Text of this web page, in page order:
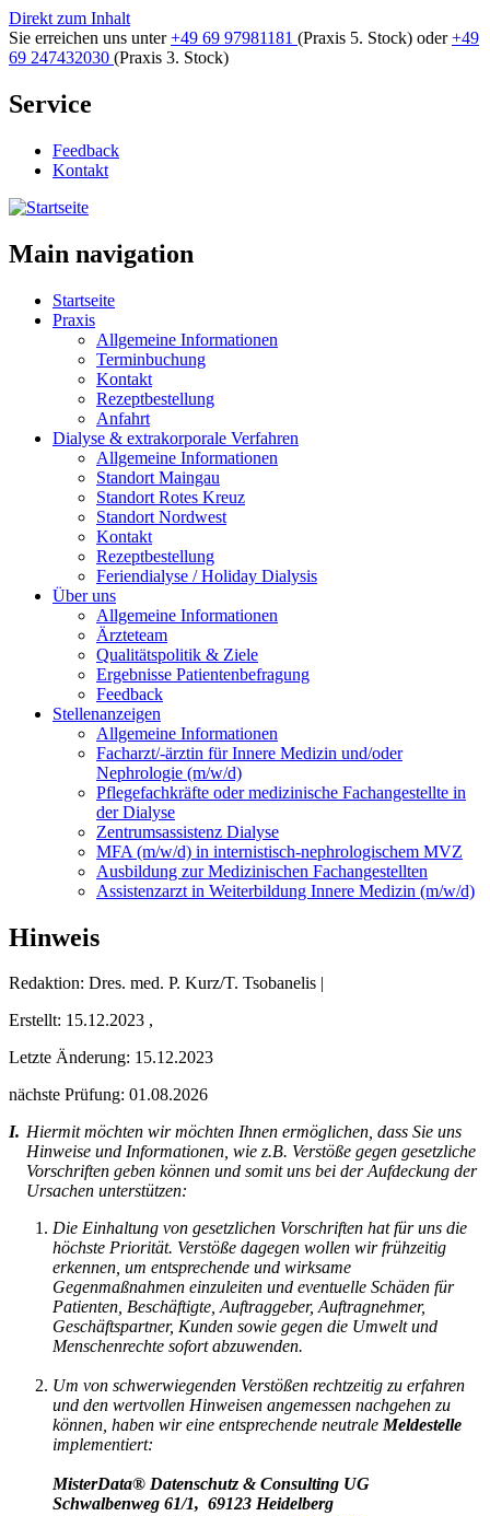
Direkt zum Inhalt
Sie erreichen uns unter+49 69 97981181 (Praxis 5. Stock) oder+49
69 247432030 (Praxis 3. Stock)
Service
Feedback
Kontakt
Main navigation
Startseite
Praxis
Allgemeine Informationen
Terminbuchung
Kontakt
Rezeptbestellung
Anfahrt
Dialyse & extrakorporale Verfahren
Allgemeine Informationen
Standort Maingau
Standort Rotes Kreuz
Standort Nordwest
Kontakt
Rezeptbestellung
Feriendialyse / Holiday Dialysis
Über uns
Allgemeine Informationen
Ärzteteam
Qualitätspolitik & Ziele
Ergebnisse Patientenbefragung
Feedback
Stellenanzeigen
Allgemeine Informationen
Facharzt/-ärztin für Innere Medizin und/oder
Nephrologie (m/w/d)
Pflegefachkräfte oder medizinische Fachangestellte in
der Dialyse
Zentrumsassistenz Dialyse
MFA (m/w/d) in internistisch-nephrologischem MVZ
Ausbildung zur Medizinischen Fachangestellten
Assistenzarzt in Weiterbildung Innere Medizin (m/w/d)
Hinweis
Redaktion: Dres. med. P. Kurz/T. Tsobanelis |
Erstellt: 15.12.2023 ,
Letzte Änderung: 15.12.2023
nächste Prüfung: 01.08.2026
I. Hiermit möchten wir möchten Ihnen ermöglichen, dass Sie uns
Hinweise und Informationen, wie z.B. Verstöße gegen gesetzliche
Vorschriften geben können und somit uns bei der Aufdeckung der
Ursachen unterstützen:
Die Einhaltung von gesetzlichen Vorschriften hat für uns die
höchste Priorität. Verstöße dagegen wollen wir frühzeitig
erkennen, um entsprechende und wirksame
Gegenmaßnahmen einzuleiten und eventuelle Schäden für
Patienten, Beschäftigte, Auftraggeber, Auftragnehmer,
Geschäftspartner, Kunden sowie gegen die Umwelt und
Menschenrechte sofort abzuwenden.
Um von schwerwiegenden Verstößen rechtzeitig zu erfahren
und den wertvollen Hinweisen angemessen nachgehen zu
können, haben wir eine entsprechende neutraleMeldestelle
implementiert:
MisterData® Datenschutz & Consulting UG
Schwalbenweg 61/1, 69123 Heidelberg